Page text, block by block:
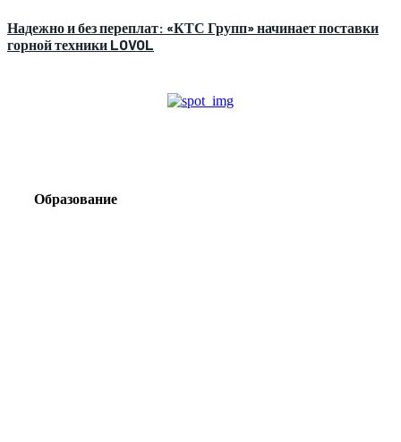
Надежно и без переплат: «КТС Групп» начинает поставки
горной техники LOVOL
Образование